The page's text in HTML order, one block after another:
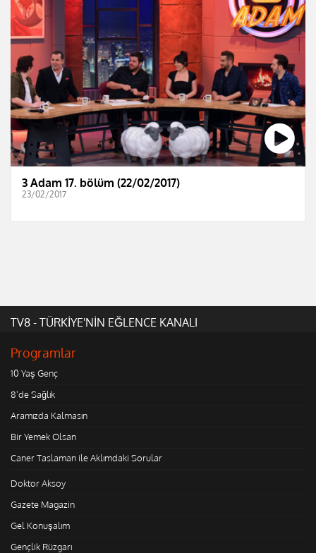
3 Adam 17. bölüm (22/02/2017)
23/02/2017
TV8 - TÜRKİYE'NİN EĞLENCE KANALI
Programlar
10 Yaş Genç
8'de Sağlık
Aramızda Kalmasın
Bir Yemek Olsan
Caner Taslaman ile Aklımdaki Sorular
Doktor Aksoy
Gazete Magazin
Gel Konuşalım
Gençlik Rüzgarı